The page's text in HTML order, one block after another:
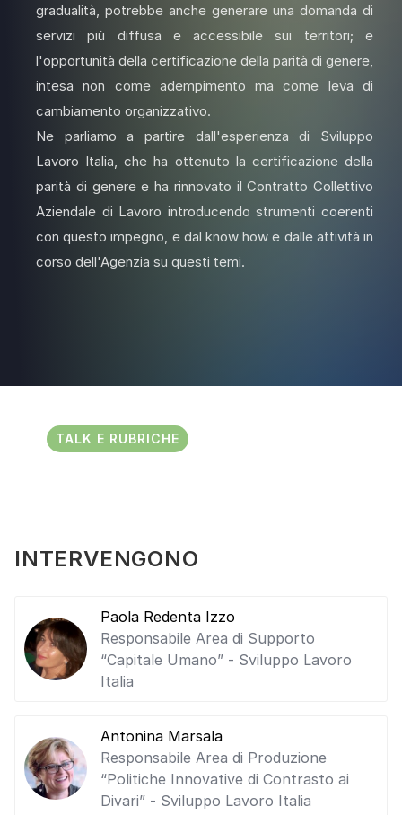
gradualità, potrebbe anche generare una domanda di
servizi più diffusa e accessibile sui territori; e
l'opportunità della certificazione della parità di genere,
intesa non come adempimento ma come leva di
cambiamento organizzativo.
Ne parliamo a partire dall'esperienza di Sviluppo
Lavoro Italia, che ha ottenuto la certificazione della
parità di genere e ha rinnovato il Contratto Collettivo
Aziendale di Lavoro introducendo strumenti coerenti
con questo impegno, e dal know how e dalle attività in
corso dell'Agenzia su questi temi.
INTERVENGONO
Paola Redenta Izzo
Responsabile Area di Supporto
“Capitale Umano” - Sviluppo Lavoro
Italia
Antonina Marsala
Responsabile Area di Produzione
“Politiche Innovative di Contrasto ai
Divari” - Sviluppo Lavoro Italia
TALK E RUBRICHE